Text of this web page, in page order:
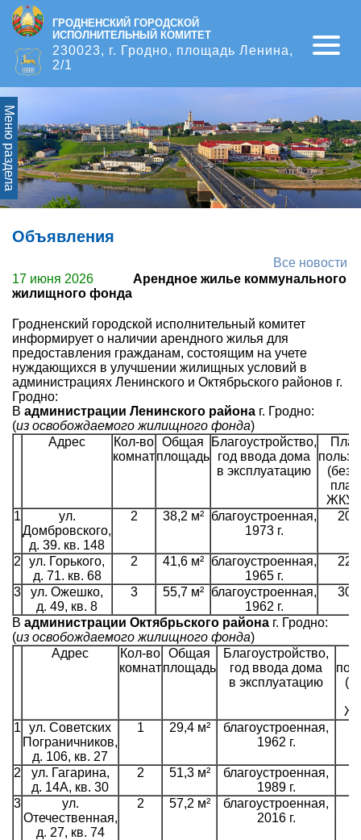
ГРОДНЕНСКИЙ ГОРОДСКОЙ
ИСПОЛНИТЕЛЬНЫЙ КОМИТЕТ
230023, г. Гродно, площадь Ленина,
2/1
Open
Меню раздела
Объявления
Все новости
17 июня 2026
Арендное жилье коммунального
жилищного фонда
Гродненский городской исполнительный комитет
информирует о наличии арендного жилья для
предоставления гражданам, состоящим на учете
нуждающихся в улучшении жилищных условий в
администрациях Ленинского и Октябрьского районов г.
Гродно:
В администрации Ленинского района г. Гродно:
(из освобождаемого жилищного фонда)
Адрес
Кол-во
комнат
Общая
площадь
Благоустройство,
год ввода дома
в эксплуатацию
(без
ЖКУ),
1
ул.
Домбровского,
д. 39. кв. 148
2 38,2 м²
благоустроенная,
1973 г.
2
ул. Горького,
д. 71. кв. 68
2 41,6 м²
благоустроенная,
1965 г.
3
ул. Ожешко,
д. 49, кв. 8
3 55,7 м²
благоустроенная,
1962 г.
В администрации Октябрьского района г. Гродно:
(из освобождаемого жилищного фонда)
Адрес
Кол-во
комнат
Общая
площадь
Благоустройство,
год ввода дома
в эксплуатацию
1
ул. Советских
Пограничников,
д. 106, кв. 27
1 29,4 м²
благоустроенная,
1962 г.
2
ул. Гагарина,
д. 14А, кв. 30
2 51,3 м²
благоустроенная,
1989 г.
3
ул.
Отечественная,
д. 27, кв. 74
2 57,2 м²
благоустроенная,
2016 г.